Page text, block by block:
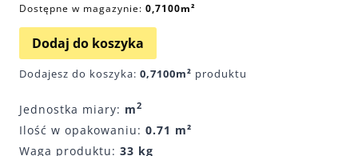
Dostępne w magazynie: 0,7100m²
ilość
LIMONE
ASH
597x597x20mm
gres
szkliwiony
Dodaj do koszyka
Dodajesz do koszyka: 0,7100m² produktu
Jednostka miary: m2
Ilość w opakowaniu: 0.71 m²
Waga produktu: 33 kg